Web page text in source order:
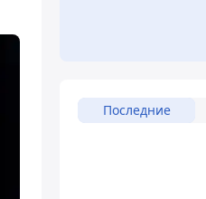
Последние